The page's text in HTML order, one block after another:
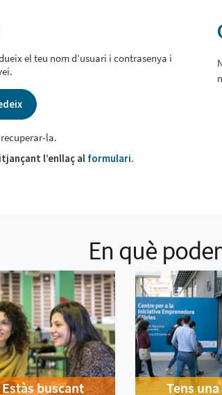
el teu nom d’usuari i contrasenya i
la.
l’enllaç al formulari.
En què
Estàs buscant
Tens